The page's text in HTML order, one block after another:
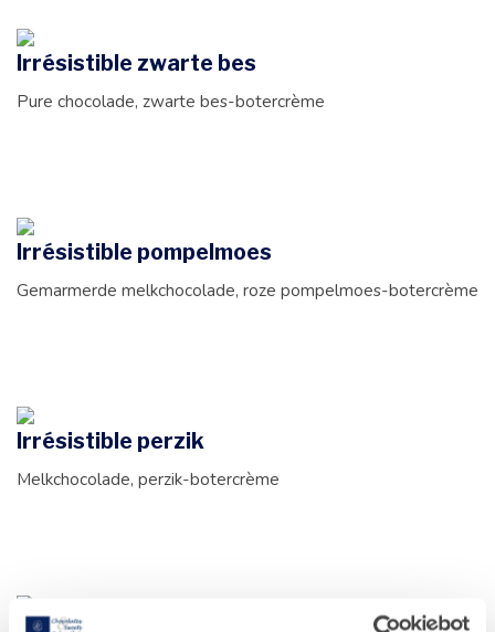
Irrésistible zwarte bes
Pure chocolade, zwarte bes-botercrème
Irrésistible pompelmoes
Gemarmerde melkchocolade, roze pompelmoes-botercrème
Irrésistible perzik
Melkchocolade, perzik-botercrème